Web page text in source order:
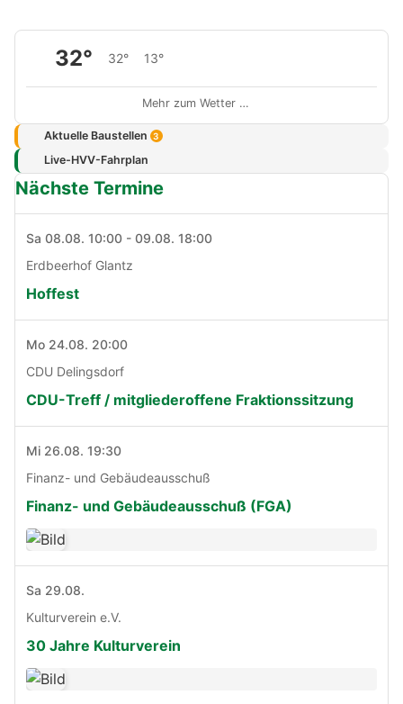
32° 32° 13°
Mehr zum Wetter …
Aktuelle Baustellen 3
Live-HVV-Fahrplan
Nächste Termine
Sa 08.08. 10:00 - 09.08. 18:00
Erdbeerhof Glantz
Hoffest
Mo 24.08. 20:00
CDU Delingsdorf
CDU-Treff / mitgliederoffene Fraktionssitzung
Mi 26.08. 19:30
Finanz- und Gebäudeausschuß
Finanz- und Gebäudeausschuß (FGA)
Sa 29.08.
Kulturverein e.V.
30 Jahre Kulturverein